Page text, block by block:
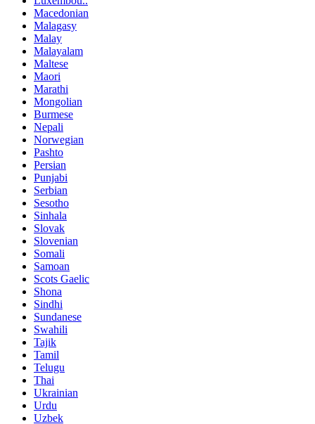
Macedonian
Malagasy
Malay
Malayalam
Maltese
Maori
Marathi
Mongolian
Burmese
Nepali
Norwegian
Pashto
Persian
Punjabi
Serbian
Sesotho
Sinhala
Slovak
Slovenian
Somali
Samoan
Scots Gaelic
Shona
Sindhi
Sundanese
Swahili
Tajik
Tamil
Telugu
Thai
Ukrainian
Urdu
Uzbek